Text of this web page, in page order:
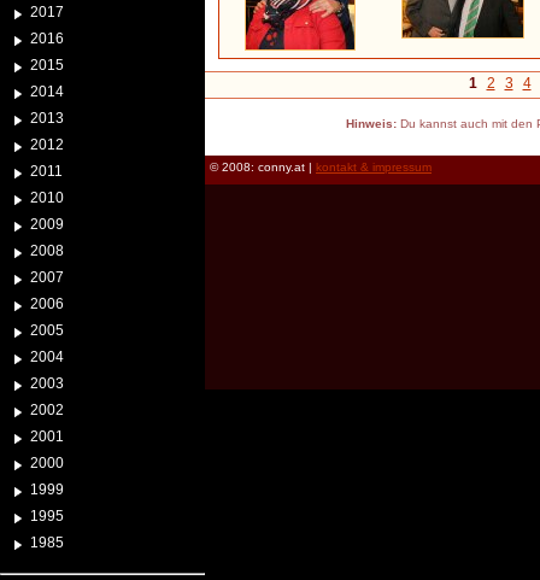
2017
2016
2015
2014
2013
2012
2011
2010
2009
2008
2007
2006
2005
2004
2003
2002
2001
2000
1999
1995
1985
1 2 3 4
Hinweis:Du kannst auch mit den
© 2008: conny.at | kontakt & impressum